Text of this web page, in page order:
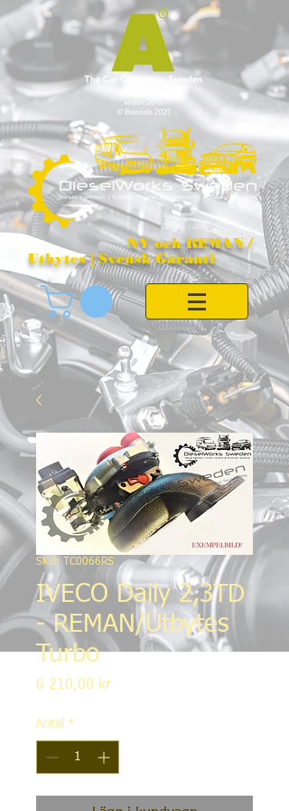
NY och REMAN /
Utbytes | Svensk Garanti
SKU: TC0066RS
IVECO Daily 2,3TD
- REMAN/Utbytes
Turbo
6 210,00 krPris
Antal *